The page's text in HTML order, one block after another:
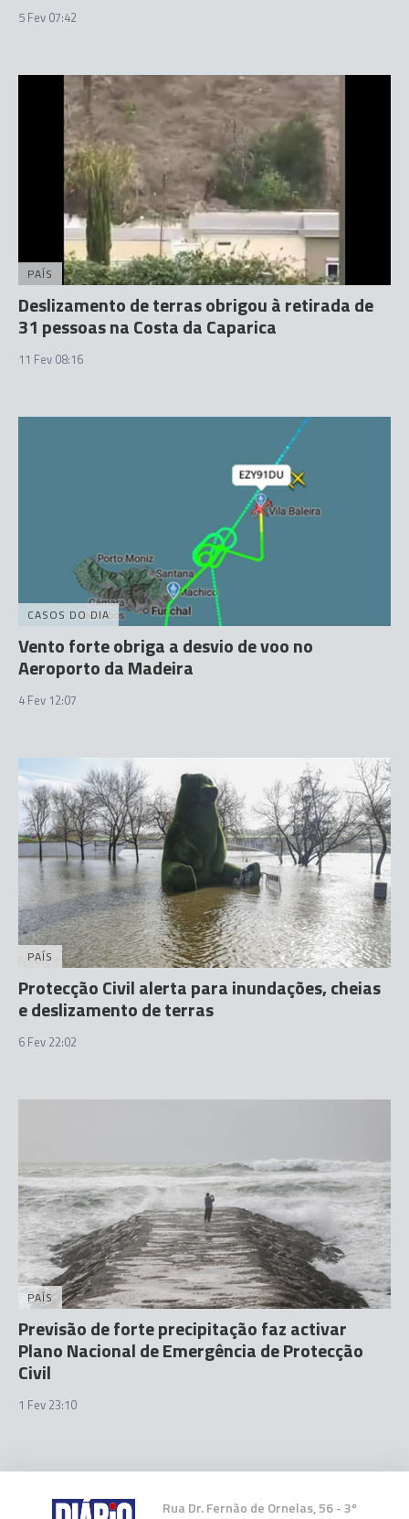
5 Fev 07:42
PAÍS
Deslizamento de terras obrigou à retirada de
31 pessoas na Costa da Caparica
11 Fev 08:16
CASOS DO DIA
Vento forte obriga a desvio de voo no
Aeroporto da Madeira
4 Fev 12:07
PAÍS
Protecção Civil alerta para inundações, cheias
e deslizamento de terras
6 Fev 22:02
PAÍS
Previsão de forte precipitação faz activar
Plano Nacional de Emergência de Protecção
Civil
1 Fev 23:10
Rua Dr. Fernão de Ornelas, 56 - 3º